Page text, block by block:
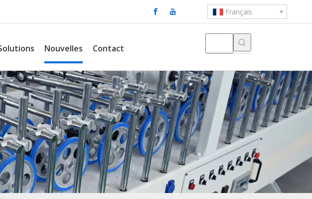
Français
Nouvelles Contact